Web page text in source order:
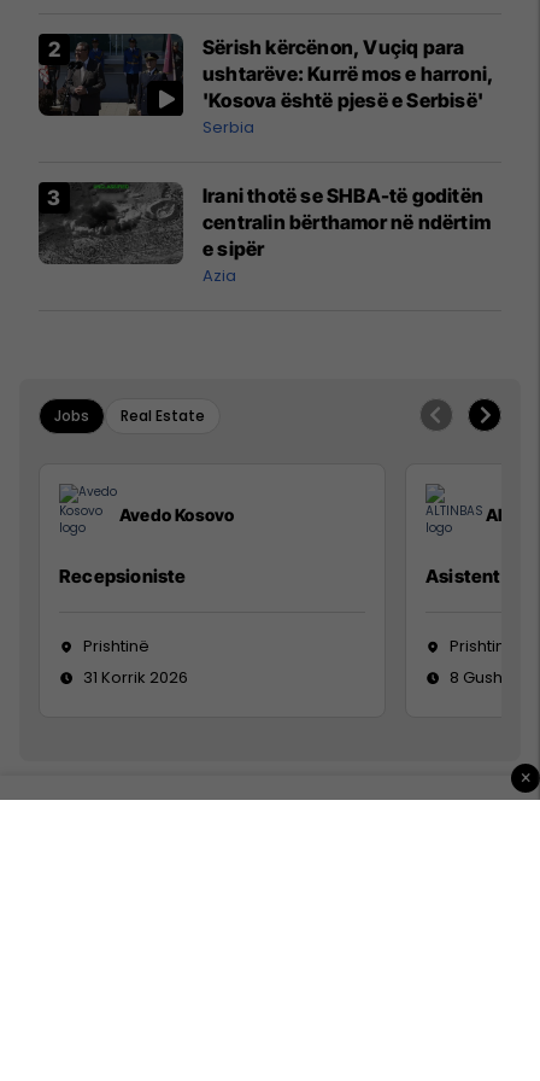
Sërish kërcënon, Vuçiq para
ushtarëve: Kurrë mos e harroni,
'Kosova është pjesë e Serbisë'
Serbia
Irani thotë se SHBA-të goditën
centralin bërthamor në ndërtim
e sipër
Azia
Jobs Real Estate
Avedo Kosovo
Recepsioniste
Prishtinë
31 Korrik 2026
Asistente e
Prishtinë
8 Gusht
×